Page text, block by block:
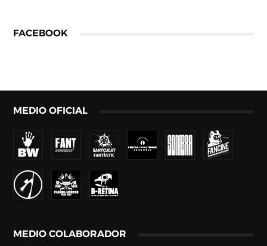
FACEBOOK
MEDIO OFICIAL
MEDIO COLABORADOR